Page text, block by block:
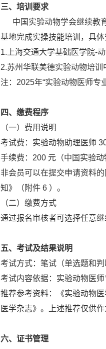
三、培训要求
中国实验动物学会继续教
基地完成实操技能培训，具
1.上海交通大学基础医学院-
2.苏州华联美德实验动物培训
注：2025年“实验动物医师专
四、缴费程序
（一）费用说明
考试费：实验动物助理医师
手续费：200 元（中国实验
非会员可以在提交申请资料
知》（附件 6 ）。
（二）缴费方式
通过报名审核者可选择任意
五、考试及结果说明
考试方式：笔试（单选题和
考试内容依据：实验动物医
推荐参考资料：《实验动物
医学杂志》。上述推荐仅供
六、证书管理